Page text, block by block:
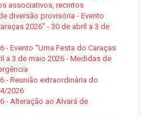
associativos, recintos
diversão provisória - Evento
2026” - 30 de abril a 3 de
- Evento “Uma Festa do Caraças
a 3 de maio 2026 - Medidas de
- Reunião extraordinária do
2026
- Alteração ao Alvará de